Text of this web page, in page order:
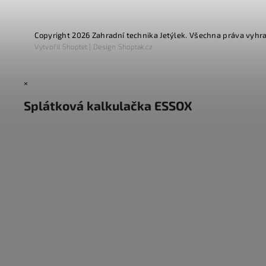
Copyright 2026 Zahradní technika Jetýlek. Všechna práva
VytvořilShoptet | DesignShoptak.cz
×
Splátková kalkulačka ESSOX